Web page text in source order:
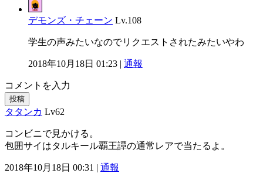
デモンズ・チェーン Lv.108
学生の声みたいなのでリクエストされたみたいやわ
2018年10月18日 01:23 | 通報
コメントを入力
投稿
タタンカ Lv62
コンビニで見かける。
包囲サイはタルキール覇王譚の通常レアで当たるよ。
2018年10月18日 00:31 | 通報